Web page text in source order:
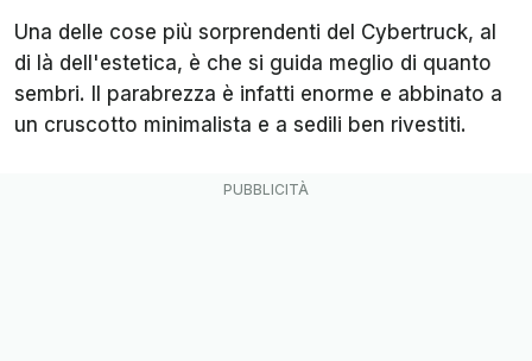
Una delle cose più sorprendenti del Cybertruck, al
di là dell'estetica, è che si guida meglio di quanto
sembri. Il parabrezza è infatti enorme e abbinato a
un cruscotto minimalista e a sedili ben rivestiti.